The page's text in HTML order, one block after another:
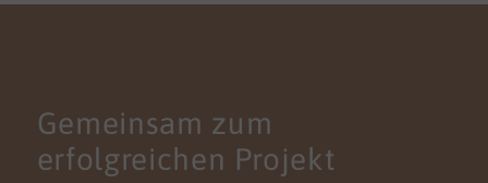
Gemeinsam zum
erfolgreichen Projekt